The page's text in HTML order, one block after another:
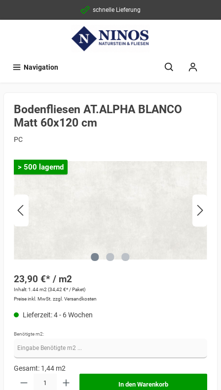
schnelle Lieferung
Navigation
Bodenfliesen AT.ALPHA BLANCO
Matt 60x120 cm
PC
> 500 lagernd
23,90 €* / m2
Inhalt:1.44 m2 (34,42 €* / Paket)
Preise inkl. MwSt. zzgl. Versandkosten
Lieferzeit: 4 - 6 Wochen
Benötigte m2:
Gesamt: 1,44 m2
In den Warenkorb